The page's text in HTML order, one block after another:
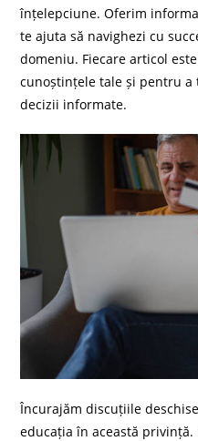
înțelepciune. Oferim
te ajuta să navighezi cu
domeniu. Fiecare articol
cunoștințele tale și pentru
decizii informate.
Încurajăm discuțiile
educația în această